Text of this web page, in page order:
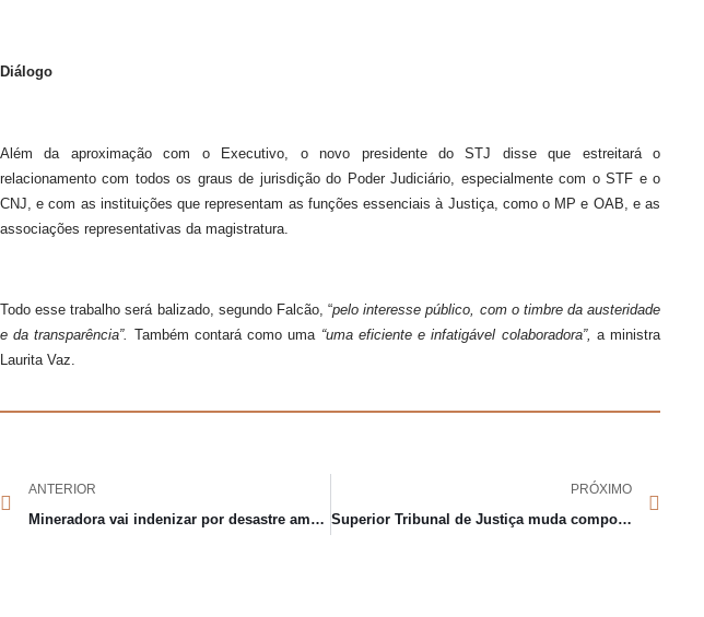
Diálogo
Além da aproximação com o Executivo, o novo presidente do STJ disse que estreitará o
relacionamento com todos os graus de jurisdição do Poder Judiciário, especialmente com o STF e o
CNJ, e com as instituições que representam as funções essenciais à Justiça, como o MP e OAB, e as
associações representativas da magistratura.
Todo esse trabalho será balizado, segundo Falcão, “pelo interesse público, com o timbre da austeridade
e da transparência”. Também contará como uma “uma eficiente e infatigável colaboradora”, a ministra
Laurita Vaz.
ANTERIOR
Mineradora vai indenizar por desastre ambiental de 2007 em MG e RJ
PRÓXIMO
Superior Tribunal de Justiça muda composição de turmas e seções